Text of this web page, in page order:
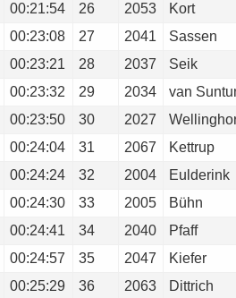
00:21:54 26 2053
Kort
00:23:08 27 2041
Sassen
00:23:21 28 2037
Seik
00:23:32 29 2034
van
00:23:50 30 2027
00:24:04 31 2067
Kettrup
00:24:24 32 2004
Eulderink
00:24:30 33 2005
Bühn
00:24:41 34 2040
Pfaff
00:24:57 35 2047
Kiefer
00:25:29 36 2063
Dittrich